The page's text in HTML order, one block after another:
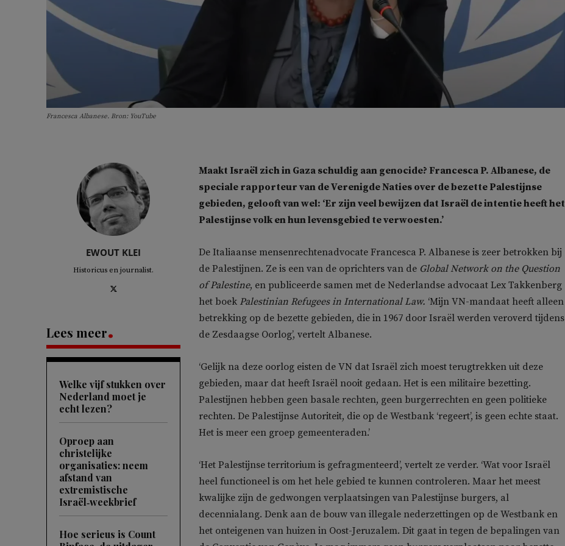
Francesca Albanese. Bron: YouTube
EWOUT KLEI
Historicus en journalist.
Lees meer
Welke vijf stukken over
Nederland moet je
echt lezen?
Oproep aan
christelijke
organisaties: neem
afstand van
extremistische
Israël‑weekbrief
Hoe serieus is Count
Maakt Israël zich in Gaza schuldig aan genocide? Francesca P. Albanese, de
speciale rapporteur van de Verenigde Naties over de bezette Palestijnse
gebieden, gelooft van wel: ‘Er zijn veel bewijzen dat Israël de intentie heeft het
Palestijnse volk en hun levensgebied te verwoesten.’
De Italiaanse mensenrechtenadvocate Francesca P. Albanese is zeer betrokken bij
de Palestijnen. Ze is een van de oprichters van de Global Network on the Question
of Palestine, en publiceerde samen met de Nederlandse advocaat Lex Takkenberg
het boek Palestinian Refugees in International Law. ‘Mijn VN-mandaat heeft alleen
betrekking op de bezette gebieden, die in 1967 door Israël werden veroverd tijdens
de Zesdaagse Oorlog’, vertelt Albanese.
‘Gelijk na deze oorlog eisten de VN dat Israël zich moest terugtrekken uit deze
gebieden, maar dat heeft Israël nooit gedaan. Het is een militaire bezetting.
Palestijnen hebben geen basale rechten, geen burgerrechten en geen politieke
rechten. De Palestijnse Autoriteit, die op de Westbank ‘regeert’, is geen echte staat.
Het is meer een groep gemeenteraden.’
‘Het Palestijnse territorium is gefragmenteerd’, vertelt ze verder. ‘Wat voor Israël
heel functioneel is om het hele gebied te kunnen controleren. Maar het meest
kwalijke zijn de gedwongen verplaatsingen van Palestijnse burgers, al
decennialang. Denk aan de bouw van illegale nederzettingen op de Westbank en
het onteigenen van huizen in Oost-Jeruzalem. Dit gaat in tegen de bepalingen van